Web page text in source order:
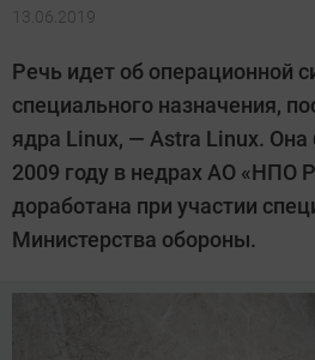
13.06.2019
Автор:
Кошик
Речь идет об операционной
специального назначения,
ядра Linux, — Astra Linux. Она
2009 году в недрах АО «НПО
доработана при участии
Министерства обороны.